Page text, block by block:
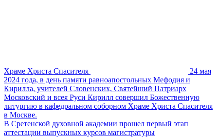
Храме Христа Спасителя
24 мая
2024 года, в день памяти равноапостольных Мефодия и
Кирилла, учителей Словенских, Святейший Патриарх
Московский и всея Руси Кирилл совершил Божественную
литургию в кафедральном соборном Храме Христа Спасителя
в Москве.
В Сретенской духовной академии прошел первый этап
аттестации выпускных курсов магистратуры